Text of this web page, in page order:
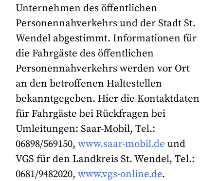
Unternehmen des öffentlichen
Personennahverkehrs und der Stadt St.
Wendel abgestimmt. Informationen für
die Fahrgäste des öffentlichen
Personennahverkehrs werden vor Ort
an den betroffenen Haltestellen
bekanntgegeben. Hier die Kontaktdaten
für Fahrgäste bei Rückfragen bei
Umleitungen: Saar-Mobil, Tel.:
06898/569150,www.saar-mobil.de und
VGS für den Landkreis St. Wendel, Tel.:
0681/9482020,www.vgs-online.de.